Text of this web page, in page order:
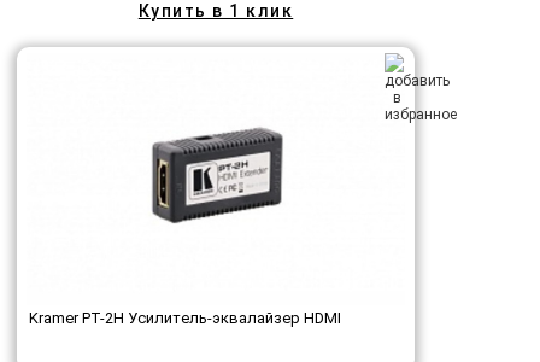
Купить в 1 клик
Kramer PT-2H Усилитель-эквалайзер HDMI